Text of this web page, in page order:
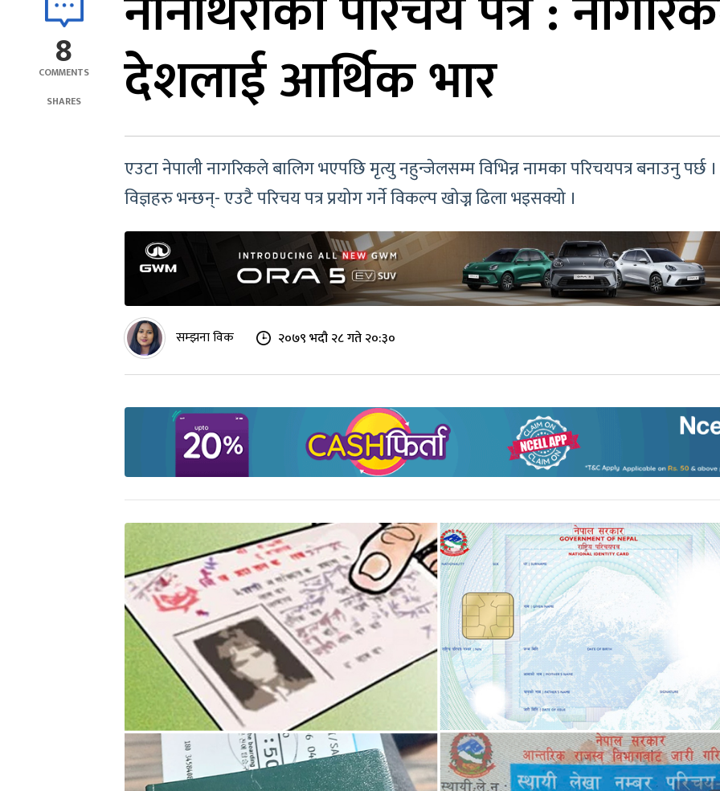
8
COMMENTS
SHARES
देशलाई आर्थिक भार
एउटा नेपाली नागरिकले बालिग भएपछि मृत्यु नहुन्जेलसम्म विभिन्न नामका परिचयपत्र बनाउनु पर्छ
विज्ञहरु भन्छन्- एउटै परिचय पत्र प्रयोग गर्ने विकल्प खोज्न ढिला भइसक्यो ।
सम्झना विक २०७९ भदौ २८ गते २०:३०